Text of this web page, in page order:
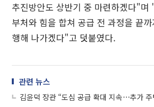
추진방안도 상반기 중 마련하겠다"며
부처와 힘을 합쳐 공급 전 과정을 끝
행해 나가겠다"고 덧붙였다.
관련 뉴스